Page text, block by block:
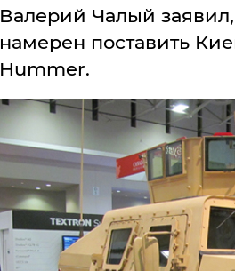
Валерий Чалый
намерен поставить
Hummer.